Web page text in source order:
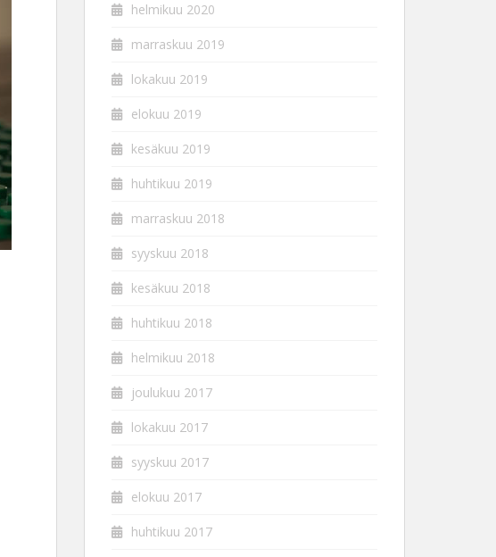
helmikuu 2020
marraskuu 2019
lokakuu 2019
elokuu 2019
kesäkuu 2019
huhtikuu 2019
marraskuu 2018
syyskuu 2018
kesäkuu 2018
huhtikuu 2018
helmikuu 2018
joulukuu 2017
lokakuu 2017
syyskuu 2017
elokuu 2017
huhtikuu 2017